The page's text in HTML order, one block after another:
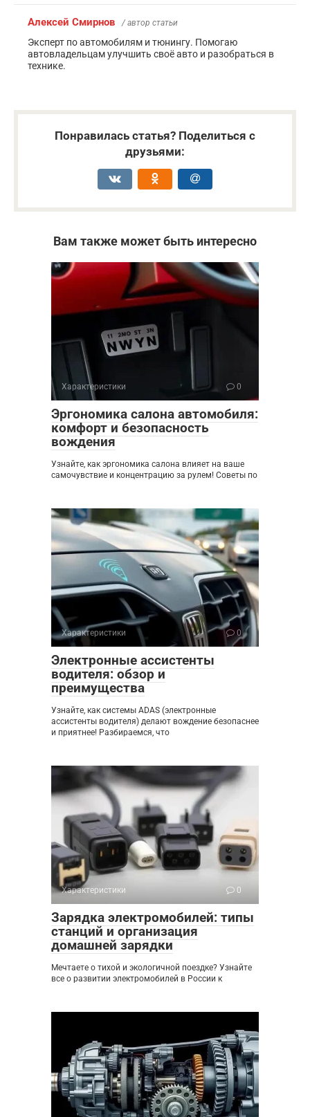
Алексей Смирнов / автор статьи
Эксперт по автомобилям и тюнингу. Помогаю
автовладельцам улучшить своё авто и разобраться в
технике.
Понравилась статья? Поделиться с
друзьями:
Вам также может быть интересно
Характеристики 0
Эргономика салона автомобиля:
комфорт и безопасность
вождения
Узнайте, как эргономика салона влияет на ваше
самочувствие и концентрацию за рулем! Советы по
Характеристики 0
Электронные ассистенты
водителя: обзор и
преимущества
Узнайте, как системы ADAS (электронные
ассистенты водителя) делают вождение безопаснее
и приятнее! Разбираемся, что
Характеристики 0
Зарядка электромобилей: типы
станций и организация
домашней зарядки
Мечтаете о тихой и экологичной поездке? Узнайте
все о развитии электромобилей в России к